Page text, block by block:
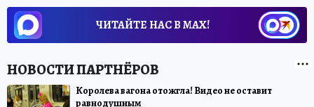
ЧИТАЙТЕ НАС В МАХ!
Королева вагона отожгла! Видео не оставит
равнодушным